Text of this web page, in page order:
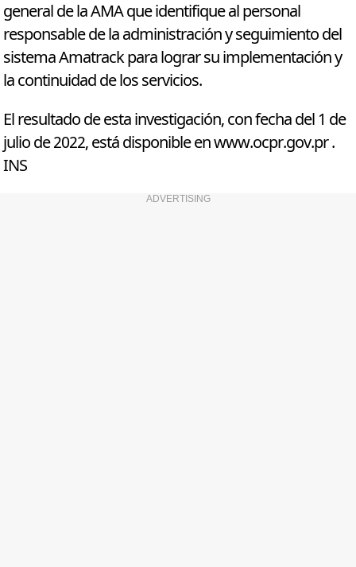
general de la AMA que identifique al personal
responsable de la administración y seguimiento del
sistema Amatrack para lograr su implementación y
la continuidad de los servicios.
El resultado de esta investigación, con fecha del 1 de
julio de 2022, está disponible en www.ocpr.gov.pr .
INS
ADVERTISING